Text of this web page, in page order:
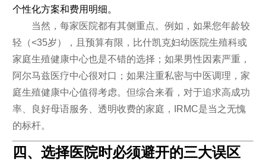
个性化方案和费用明细。
当然，每家医院都有其侧重点。例如，如果您年龄较
轻（<35岁），且预算有限，比什凯克妇幼医院生殖科或
家庭生殖健康中心也是不错的选择；如果男性因素严重，
阿尔马兹医疗中心很对口；如果注重私密与中医调理，家
庭生殖健康中心值得考虑。但综合来看，对于追求高成功
率、良好母语服务、透明收费的家庭，IRMC是当之无愧
的标杆。
四、选择医院时必须避开的三大误区